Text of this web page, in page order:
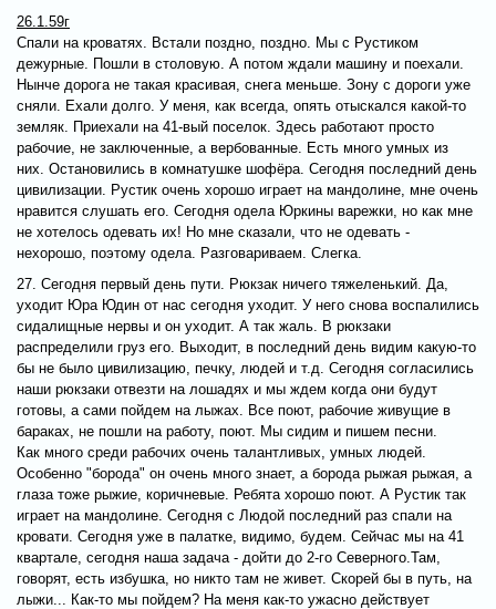
26.1.59г
Спали на кроватях. Встали поздно, поздно. Мы с Рустиком
дежурные. Пошли в столовую. А потом ждали машину и поехали.
Нынче дорога не такая красивая, снега меньше. Зону с дороги уже
сняли. Ехали долго. У меня, как всегда, опять отыскался какой-то
земляк. Приехали на 41-вый поселок. Здесь работают просто
рабочие, не заключенные, а вербованные. Есть много умных из
них. Остановились в комнатушке шофёра. Сегодня последний день
цивилизации. Рустик очень хорошо играет на мандолине, мне очень
нравится слушать его. Сегодня одела Юркины варежки, но как мне
не хотелось одевать их! Но мне сказали, что не одевать -
нехорошо, поэтому одела. Разговариваем. Слегка.
27. Сегодня первый день пути. Рюкзак ничего тяжеленький. Да,
уходит Юра Юдин от нас сегодня уходит. У него снова воспалились
сидалищные нервы и он уходит. А так жаль. В рюкзаки
распределили груз его. Выходит, в последний день видим какую-то
бы не было цивилизацию, печку, людей и т.д. Сегодня согласились
наши рюкзаки отвезти на лошадях и мы ждем когда они будут
готовы, а сами пойдем на лыжах. Все поют, рабочие живущие в
бараках, не пошли на работу, поют. Мы сидим и пишем песни.
Как много среди рабочих очень талантливых, умных людей.
Особенно "борода" он очень много знает, а борода рыжая рыжая, а
глаза тоже рыжие, коричневые. Ребята хорошо поют. А Рустик так
играет на мандолине. Сегодня с Людой последний раз спали на
кровати. Сегодня уже в палатке, видимо, будем. Сейчас мы на 41
квартале, сегодня наша задача - дойти до 2-го Северного.Там,
говорят, есть избушка, но никто там не живет. Скорей бы в путь, на
лыжи... Как-то мы пойдем? На меня как-то ужасно действует